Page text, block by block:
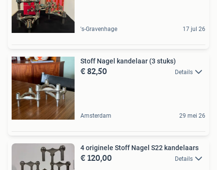
's-Gravenhage 17 jul 26
Stoff Nagel kandelaar (3 stuks)
€ 82,50 Details
Amsterdam 29 mei 26
4 originele Stoff Nagel S22 kandelaars
€ 120,00 Details